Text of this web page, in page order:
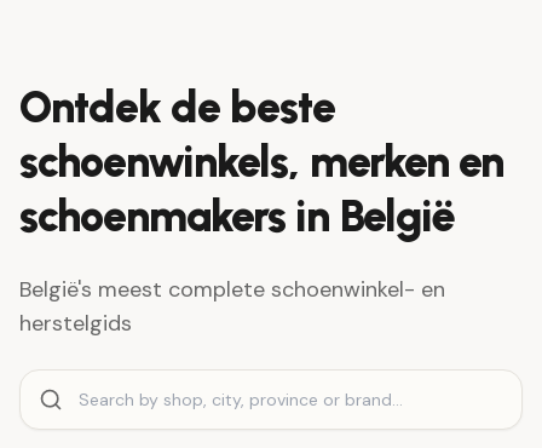
Ontdek de beste
schoenwinkels, merken en
schoenmakers in België
België's meest complete schoenwinkel- en
herstelgids